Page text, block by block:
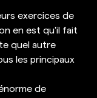
exercices de
en est qu'il fait
quel autre
les principaux
de